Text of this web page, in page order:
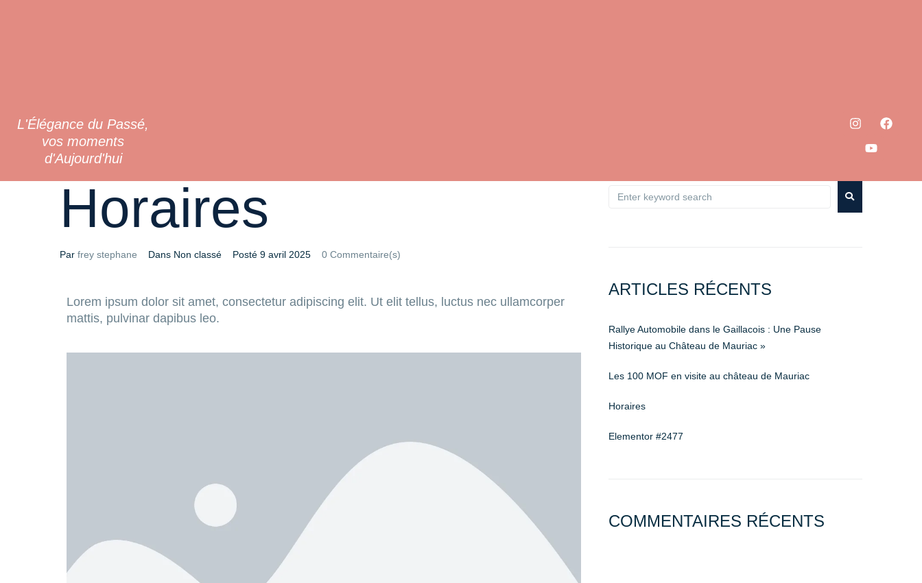
L'Élégance du Passé,
vos moments
d'Aujourd'hui
Horaires
Par frey stephane Dans Non classé Posté 9 avril 2025 0 Commentaire(s)
Lorem ipsum dolor sit amet, consectetur adipiscing elit. Ut elit tellus, luctus nec ullamcorper
mattis, pulvinar dapibus leo.
ARTICLES RÉCENTS
Rallye Automobile dans le Gaillacois : Une Pause
Historique au Château de Mauriac »
Les 100 MOF en visite au château de Mauriac
Horaires
Elementor #2477
COMMENTAIRES RÉCENTS